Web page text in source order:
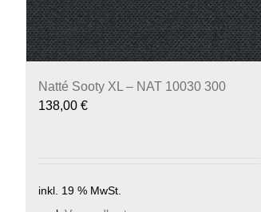
Natté Sooty XL – NAT 10030 300
138,00 €
inkl. 19 % MwSt.